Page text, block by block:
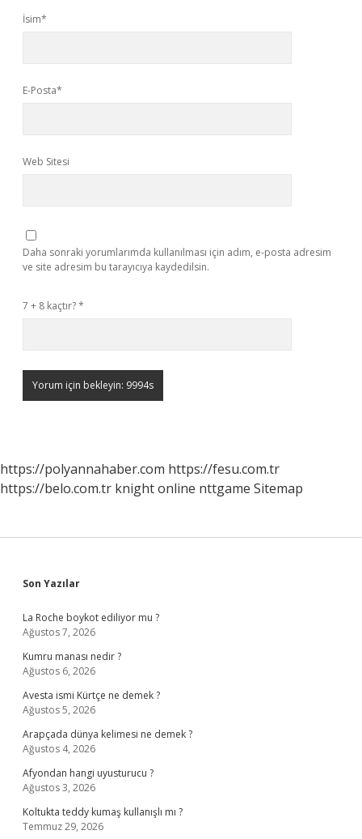
İsim*
E-Posta*
Web Sitesi
Daha sonraki yorumlarımda kullanılması için adım, e-posta adresim
ve site adresim bu tarayıcıya kaydedilsin.
7 + 8 kaçtır?*
https://polyannahaber.com https://fesu.com.tr
https://belo.com.tr knight online nttgame Sitemap
Sidebar
Son Yazılar
La Roche boykot ediliyor mu ?
Ağustos 7, 2026
Kumru manası nedir ?
Ağustos 6, 2026
Avesta ismi Kürtçe ne demek ?
Ağustos 5, 2026
Arapçada dünya kelimesi ne demek ?
Ağustos 4, 2026
Afyondan hangi uyusturucu ?
Ağustos 3, 2026
Koltukta teddy kumaş kullanışlı mı ?
Temmuz 29, 2026